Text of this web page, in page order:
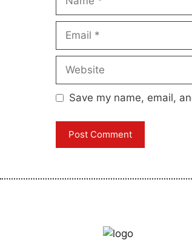
Email
Website
Save my name, email,